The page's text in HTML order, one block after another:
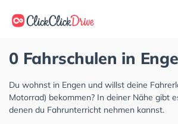
0 Fahrschulen in
Du wohnst in Engen und willst deine
Motorrad) bekommen? In deiner Nähe gibt
denen du Fahrunterricht nehmen kannst.